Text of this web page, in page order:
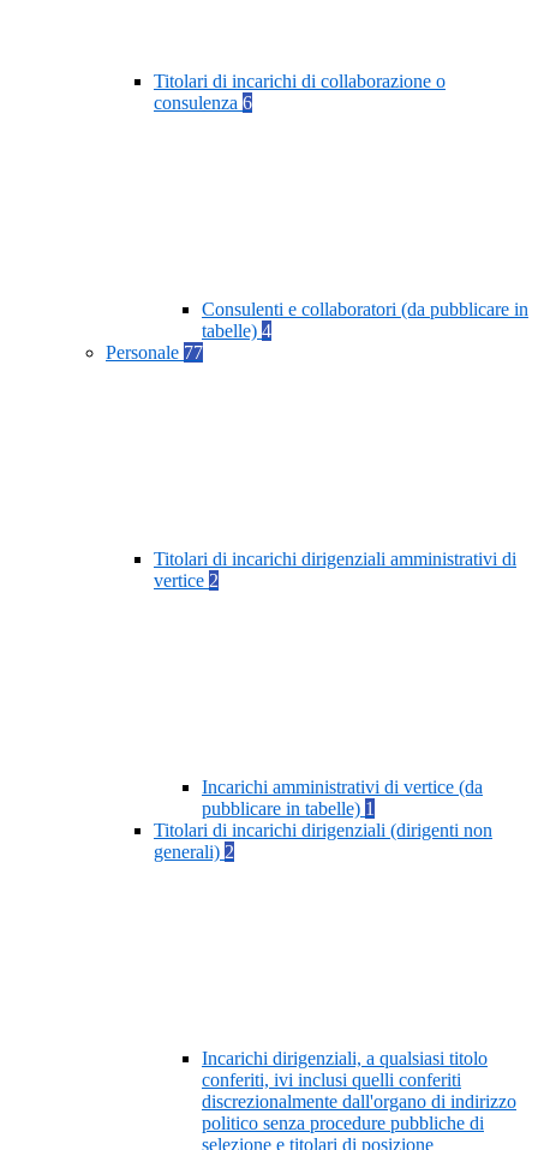
Titolari di incarichi di collaborazione o
consulenza 6
Consulenti e collaboratori (da pubblicare in
tabelle) 4
Personale 77
Titolari di incarichi dirigenziali amministrativi di
vertice 2
Incarichi amministrativi di vertice (da
pubblicare in tabelle) 1
Titolari di incarichi dirigenziali (dirigenti non
generali) 2
Incarichi dirigenziali, a qualsiasi titolo
conferiti, ivi inclusi quelli conferiti
discrezionalmente dall'organo di indirizzo
politico senza procedure pubbliche di
selezione e titolari di posizione